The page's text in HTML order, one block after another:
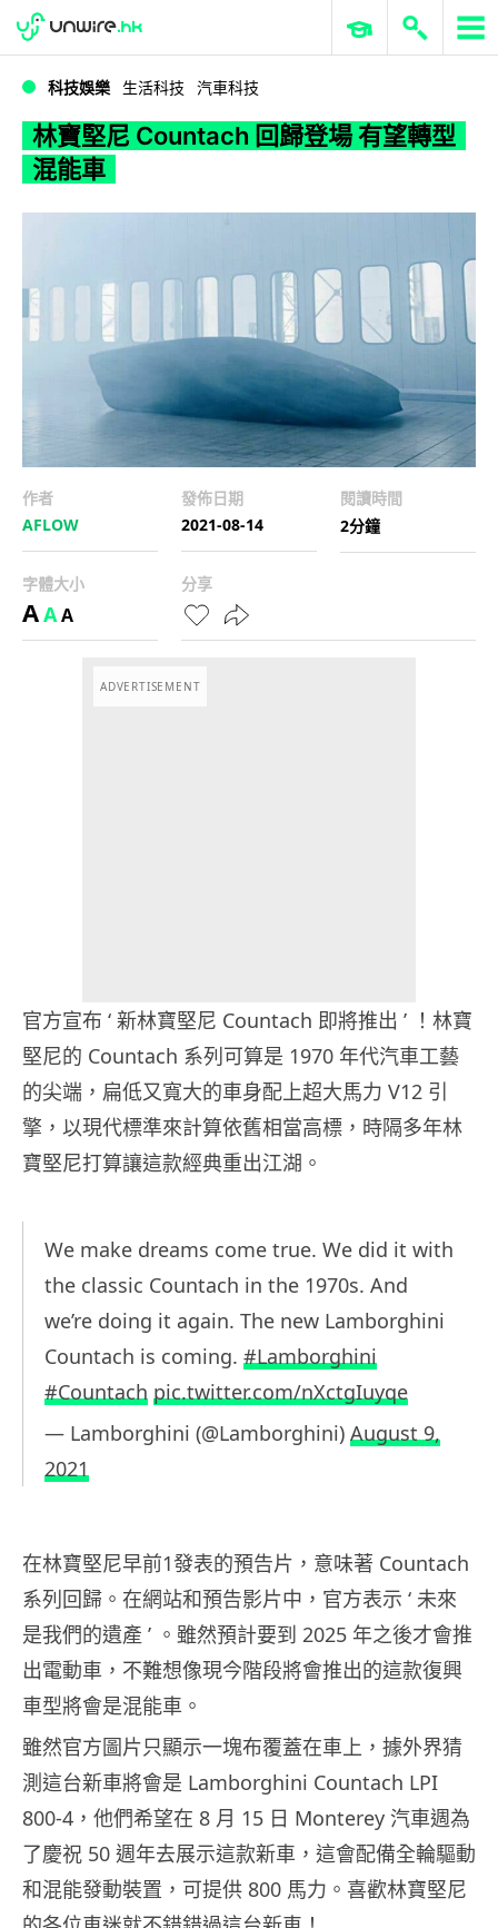
WWDC 2026 ERP 與商業 AI
科技娛樂 生活科技 汽車科技
林寶堅尼 Countach 回歸登場 有望轉型
混能車
作者
AFLOW
發佈日期
2021-08-14
閱讀時間
2分鐘
字體大小
AAA
分享
ADVERTISEMENT
官方宣布 ‘ 新林寶堅尼 Countach 即將推出 ’ ！林寶
堅尼的 Countach 系列可算是 1970 年代汽車工藝
的尖端，扁低又寬大的車身配上超大馬力 V12 引
擎，以現代標準來計算依舊相當高標，時隔多年林
寶堅尼打算讓這款經典重出江湖。
We make dreams come true. We did it with
the classic Countach in the 1970s. And
we’re doing it again. The new Lamborghini
Countach is coming. ​ #Lamborghini
#Countach pic.twitter.com/nXctgIuyqe
— Lamborghini (@Lamborghini) August 9,
2021
在林寶堅尼早前1發表的預告片，意味著 Countach
系列回歸。在網站和預告影片中，官方表示 ‘ 未來
是我們的遺產 ’ 。雖然預計要到 2025 年之後才會推
出電動車，不難想像現今階段將會推出的這款復興
車型將會是混能車。
雖然官方圖片只顯示一塊布覆蓋在車上，據外界猜
測這台新車將會是 Lamborghini Countach LPI
800-4，他們希望在 8 月 15 日 Monterey 汽車週為
了慶祝 50 週年去展示這款新車，這會配備全輪驅動
和混能發動裝置，可提供 800 馬力。喜歡林寶堅尼